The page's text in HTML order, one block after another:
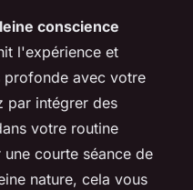
conscience
l'expérience et
profonde avec votre
par intégrer des
votre routine
courte séance de
nature, cela vous